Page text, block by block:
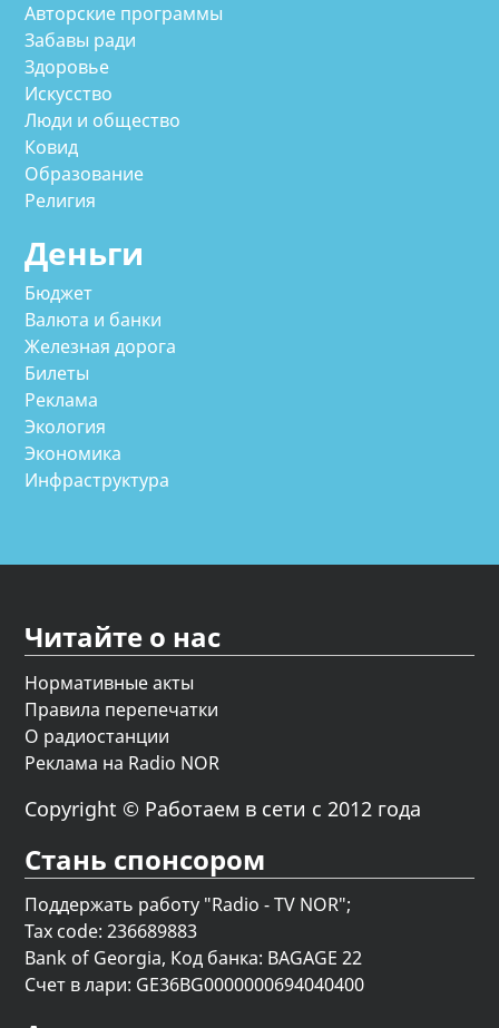
Авторские программы
Забавы ради
Здоровье
Искусство
Люди и общество
Ковид
Образование
Религия
Деньги
Бюджет
Валюта и банки
Железная дорога
Билеты
Реклама
Экология
Экономика
Инфраструктура
Читайте о нас
Нормативные акты
Правила перепечатки
О радиостанции
Реклама на Radio NOR
Copyright © Работаем в сети с 2012 года
Стань спонсором
Поддержать работу "Radio - TV NOR";
Tax code: 236689883
Bank of Georgia, Код банка: BAGAGE 22
Счет в лари: GE36BG0000000694040400